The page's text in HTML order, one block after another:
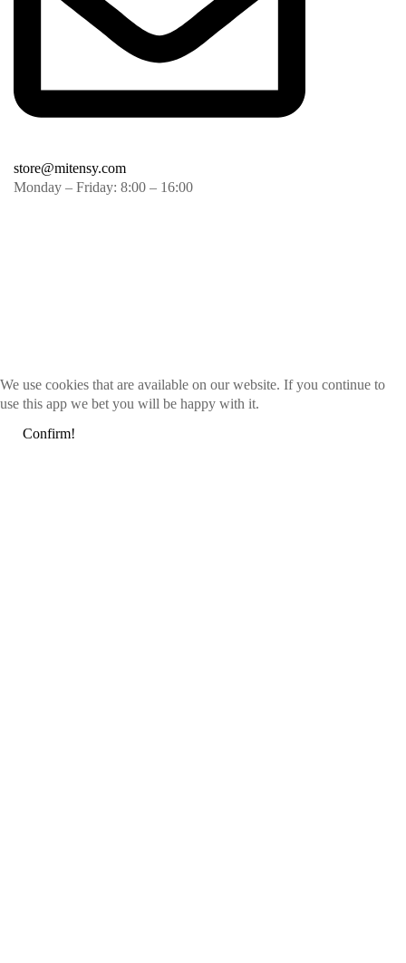
store@mitensy.com
Monday – Friday: 8:00 – 16:00
We use cookies that are available on our website. If you continue to
use this app we bet you will be happy with it.
Confirm!